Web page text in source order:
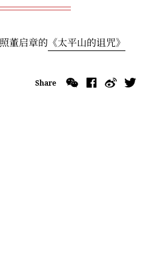
董启章的 《太平山的诅咒》
Share